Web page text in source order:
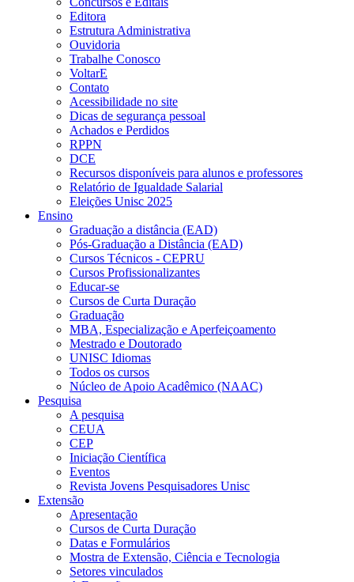
Editora
Estrutura Administrativa
Ouvidoria
Trabalhe Conosco
VoltarE
Contato
Acessibilidade no site
Dicas de segurança pessoal
Achados e Perdidos
RPPN
DCE
Recursos disponíveis para alunos e professores
Relatório de Igualdade Salarial
Eleições Unisc 2025
Ensino
Graduação a distância (EAD)
Pós-Graduação a Distância (EAD)
Cursos Técnicos - CEPRU
Cursos Profissionalizantes
Educar-se
Cursos de Curta Duração
Graduação
MBA, Especialização e Aperfeiçoamento
Mestrado e Doutorado
UNISC Idiomas
Todos os cursos
Núcleo de Apoio Acadêmico (NAAC)
Pesquisa
A pesquisa
CEUA
CEP
Iniciação Científica
Eventos
Revista Jovens Pesquisadores Unisc
Extensão
Apresentação
Cursos de Curta Duração
Datas e Formulários
Mostra de Extensão, Ciência e Tecnologia
Setores vinculados